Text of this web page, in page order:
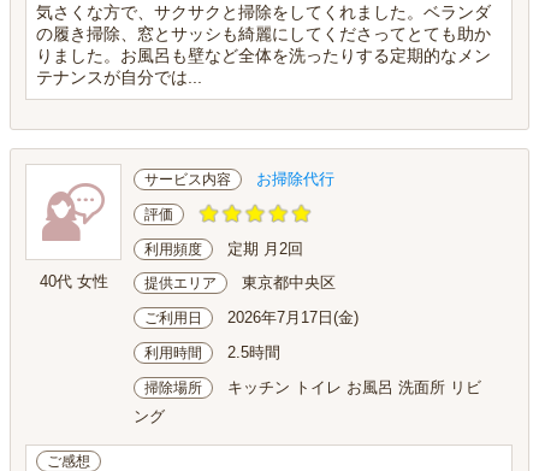
気さくな方で、サクサクと掃除をしてくれました。ベランダ
の履き掃除、窓とサッシも綺麗にしてくださってとても助か
りました。お風呂も壁など全体を洗ったりする定期的なメン
テナンスが自分では...
40代 女性
サービス内容 お掃除代行
評価
利用頻度 定期 月2回
提供エリア 東京都中央区
ご利用日 2026年7月17日(金)
利用時間 2.5時間
掃除場所
キッチン トイレ お風呂 洗面所 リビ
ング
ご感想